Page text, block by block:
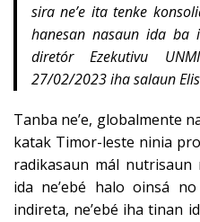
sira ne’e ita tenke
hanesan nasaun ida ba
diretór Ezekutivu
27/02/2023 iha salaun
Tanba ne’e, globalmente
katak Timor-leste ninia
radikasaun mál nutrisaun
ida ne’ebé halo oinsá
indireta, ne’ebé iha tinan